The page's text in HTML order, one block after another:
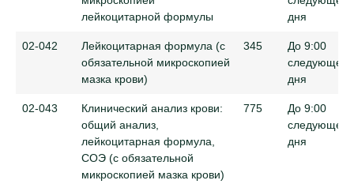
лейкоцитарной формулы
дня
02-042
Лейкоцитарная формула (с
обязательной микроскопией
мазка крови)
345
До 9:00
следующего
дня
02-043
Клинический анализ крови:
общий анализ,
лейкоцитарная формула,
СОЭ (с обязательной
микроскопией мазка крови)
775
До 9:00
следующего
дня